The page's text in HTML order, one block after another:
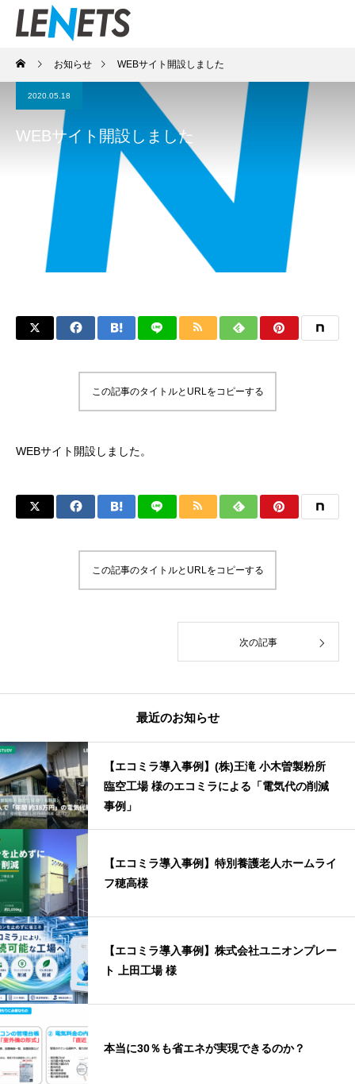
お知らせ WEBサイト開設しました
2020.05.18
WEBサイト開設しました
この記事のタイトルとURLをコピーする
WEBサイト開設しました。
この記事のタイトルとURLをコピーする
次の記事
最近のお知らせ
【エコミラ導入事例】(株)王滝 小木曽製粉所
臨空工場 様のエコミラによる「電気代の削減
事例」
【エコミラ導入事例】特別養護老人ホームライ
フ穂高様
【エコミラ導入事例】株式会社ユニオンプレー
ト 上田工場 様
本当に30％も省エネが実現できるのか？